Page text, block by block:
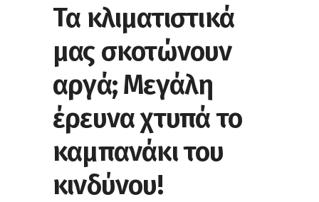
Τα κλιματιστικά
μας σκοτώνουν
αργά; Μεγάλη
έρευνα χτυπά το
καμπανάκι του
κινδύνου!